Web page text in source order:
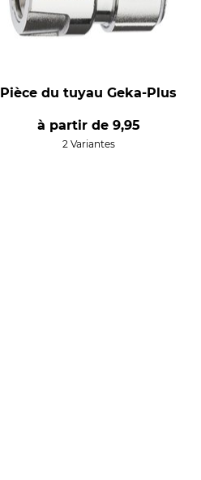
Pièce du tuyau Geka-Plus
à partir de 9,95
2 Variantes